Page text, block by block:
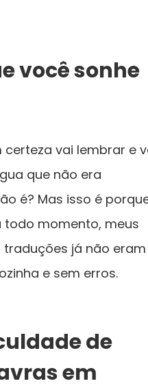
você sonhe
vai lembrar e
que não era
é? Mas isso é
momento, meus
já não eram
e sem erros.
de
em